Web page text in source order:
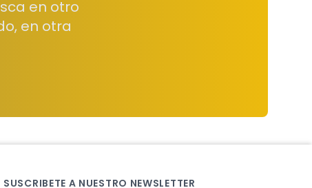
en otro
en otra
SUSCRIBETE A NUESTRO NEWSLETTER